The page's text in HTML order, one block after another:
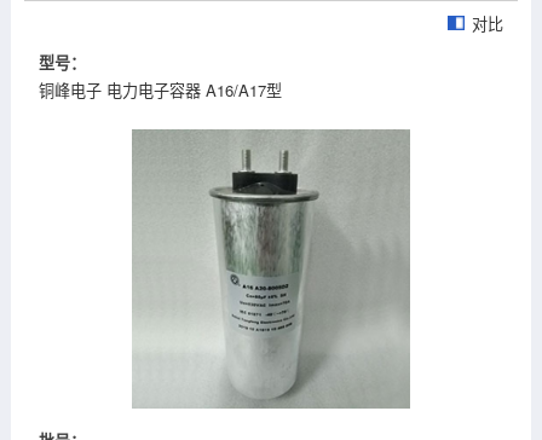
型号：
铜峰电子 电力电子容器 A16/A17型
对比